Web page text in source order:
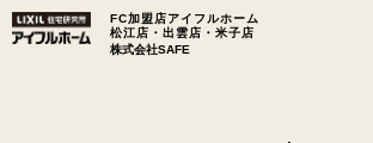
FC加盟店アイフルホーム
松江店・出雲店・米子店
株式会社SAFE